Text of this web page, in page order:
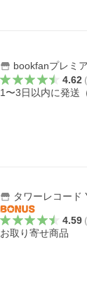
bookfanプレミ
4.62（
1〜3日以内に発送
タワーレコード
4.59
お取り寄せ商品